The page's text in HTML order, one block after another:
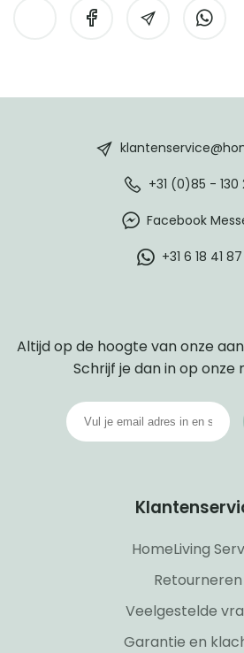
+31 (0)85 - 130
Facebook
+31 6 18 41
Altijd op de hoogte van onze
Schrijf je dan in op onze
HomeLiving
Retourneren
Veelgestelde
Garantie en